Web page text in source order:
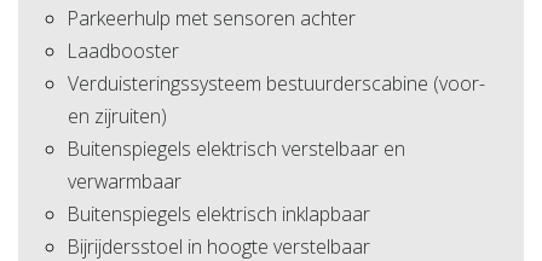
Parkeerhulp met sensoren achter
Laadbooster
Verduisteringssysteem bestuurderscabine (voor-
en zijruiten)
Buitenspiegels elektrisch verstelbaar en
verwarmbaar
Buitenspiegels elektrisch inklapbaar
Bijrijdersstoel in hoogte verstelbaar